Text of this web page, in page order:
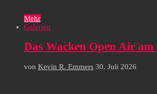
Mehr
Galerien
Das Wacken Open Air am
von Kevin R. Emmers 30. Juli 2026